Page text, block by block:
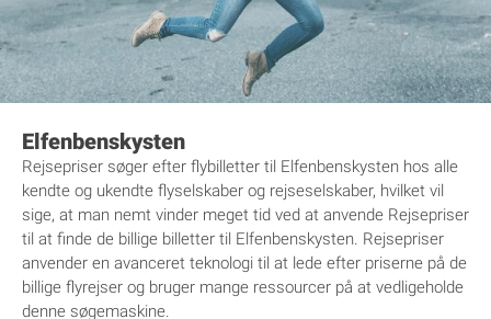
Elfenbenskysten
Rejsepriser søger efter flybilletter til Elfenbenskysten hos alle
kendte og ukendte flyselskaber og rejseselskaber, hvilket vil
sige, at man nemt vinder meget tid ved at anvende Rejsepriser
til at finde de billige billetter til Elfenbenskysten. Rejsepriser
anvender en avanceret teknologi til at lede efter priserne på de
billige flyrejser og bruger mange ressourcer på at vedligeholde
denne søgemaskine.